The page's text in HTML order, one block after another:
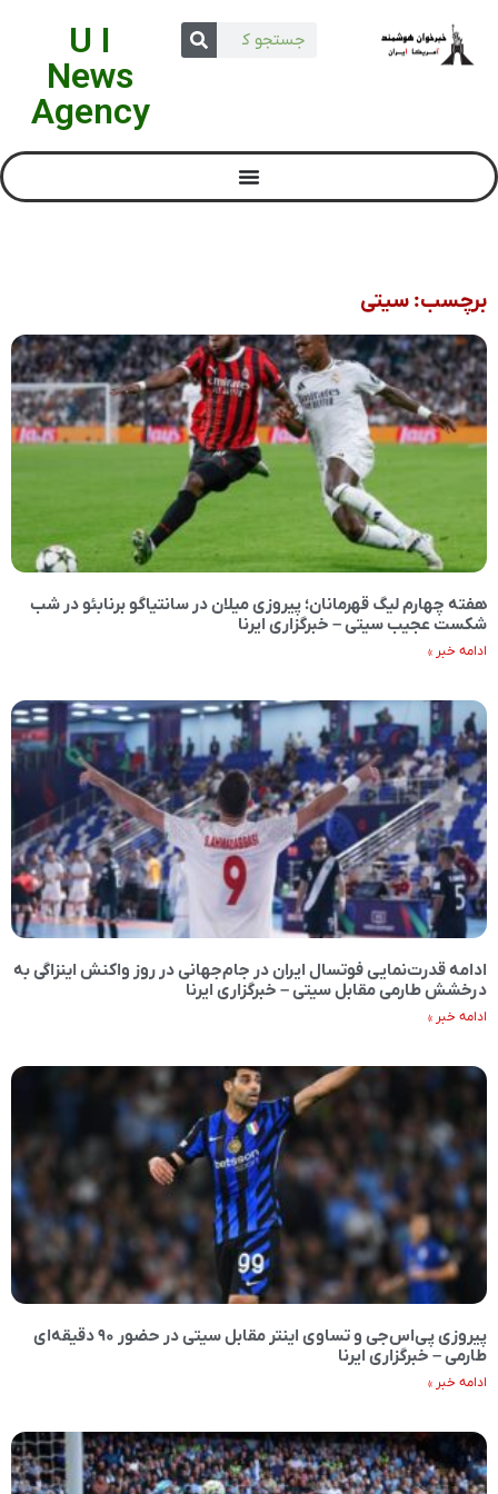
U I
News
Agency
برچسب: سیتی
هفته چهارم لیگ قهرمانان؛ پیروزی میلان در سانتیاگو برنابئو در شب
شکست عجیب سیتی – خبرگزاری ایرنا
ادامه خبر »
ادامه قدرت‌نمایی فوتسال ایران در جام‌جهانی در روز واکنش اینزاگی به
درخشش طارمی مقابل سیتی – خبرگزاری ایرنا
ادامه خبر »
پیروزی پی‌اس‌جی‌ و تساوی اینتر مقابل سیتی در حضور ۹۰ دقیقه‌ای
طارمی – خبرگزاری ایرنا
ادامه خبر »